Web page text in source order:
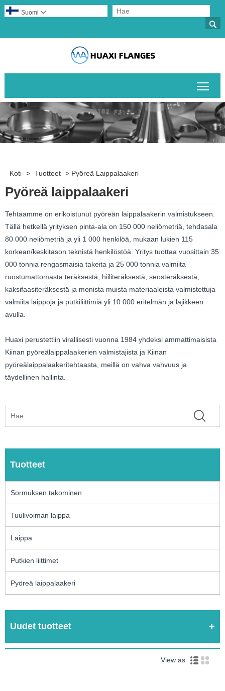

Suomi 
Koti > Tuotteet > Pyöreä Laippalaakeri
Pyöreä laippalaakeri
Tehtaamme on erikoistunut pyöreän laippalaakerin valmistukseen.
Tällä hetkellä yrityksen pinta-ala on 150 000 neliömetriä, tehdasala
80 000 neliömetriä ja yli 1 000 henkilöä, mukaan lukien 115
korkean/keskitason teknistä henkilöstöä. Yritys tuottaa vuosittain 35
000 tonnia rengasmaisia ​​takeita ja 25 000 tonnia valmiita
ruostumattomasta teräksestä, hiiliteräksestä, seosteräksestä,
kaksifaasiteräksestä ja monista muista materiaaleista valmistettuja
valmiita laippoja ja putkiliittimiä yli 10 000 eritelmän ja lajikkeen
avulla.
Huaxi perustettiin virallisesti vuonna 1984 yhdeksi ammattimaisista
Kiinan pyöreälaippalaakerien valmistajista ja Kiinan
pyöreälaippalaakeritehtaasta, meillä on vahva vahvuus ja
täydellinen hallinta.
Tuotteet
Sormuksen takominen
Tuulivoiman laippa
Laippa
Putkien liittimet
Pyöreä laippalaakeri
Uudet tuotteet
View as